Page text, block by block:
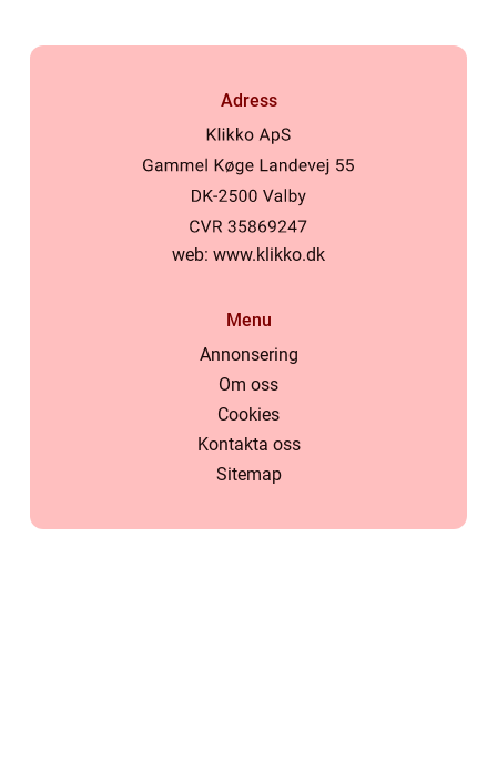
Adress
web: www.klikko.dk
Menu
Annonsering
Om oss
Cookies
Kontakta oss
Sitemap